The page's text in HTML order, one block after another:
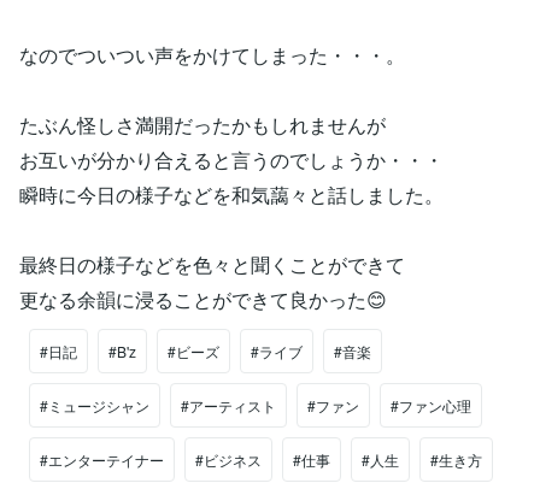
なのでついつい声をかけてしまった・・・。
たぶん怪しさ満開だったかもしれませんが
お互いが分かり合えると言うのでしょうか・・・
瞬時に今日の様子などを和気藹々と話しました。
最終日の様子などを色々と聞くことができて
更なる余韻に浸ることができて良かった😊
#日記 #B'z #ビーズ #ライブ #音楽
#ミュージシャン #アーティスト #ファン #ファン心理
#エンターテイナー #ビジネス #仕事 #人生 #生き方